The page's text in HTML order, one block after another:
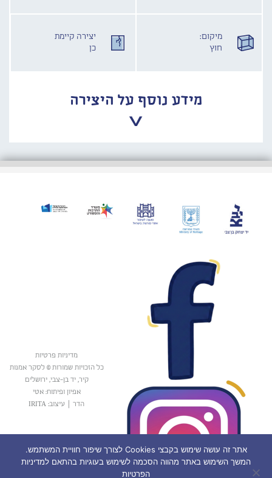
מיקום:
חוץ
יצירה קיימת
כן
מידע נוסף על היצירה
מדיניות פרטיות
כל הזכויות שמורות © לסקר אמנות
קיר, יד בן-צבי, ירושלים
אפיון ופיתוח: אטי
הדר
עיצוב: IRITA
אתר זה עושה שימוש בקבצי Cookies לצורך שיפור חוויית המשתמש.
המשך השימוש באתר מהווה הסכמה לשימוש בעוגיות בהתאם למדיניות
הפרטיות